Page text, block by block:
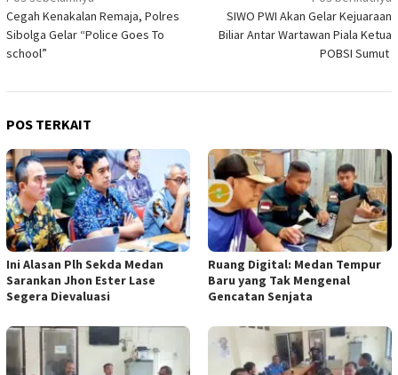
pos
Cegah Kenakalan Remaja, Polres
Sibolga Gelar “Police Goes To
school”
SIWO PWI Akan Gelar Kejuaraan
Biliar Antar Wartawan Piala Ketua
POBSI Sumut
POS TERKAIT
Ini Alasan Plh Sekda Medan
Sarankan Jhon Ester Lase
Segera Dievaluasi
Ruang Digital: Medan Tempur
Baru yang Tak Mengenal
Gencatan Senjata